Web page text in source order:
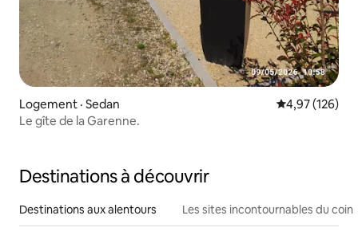
Logement · Sedan Note
4,97 (126)
Le gîte de la Garenne.
Destinations à découvrir
Destinations aux alentours Les sites incontournables du coin